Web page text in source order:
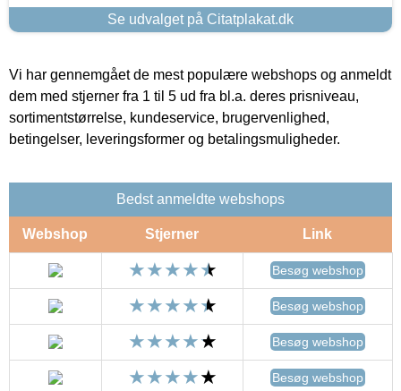
Se udvalget på Citatplakat.dk
Vi har gennemgået de mest populære webshops og anmeldt
dem med stjerner fra 1 til 5 ud fra bl.a. deres prisniveau,
sortimentstørrelse, kundeservice, brugervenlighed,
betingelser, leveringsformer og betalingsmuligheder.
Bedst anmeldte webshops
Webshop Stjerner Link
Besøg webshop
Besøg webshop
Besøg webshop
Besøg webshop